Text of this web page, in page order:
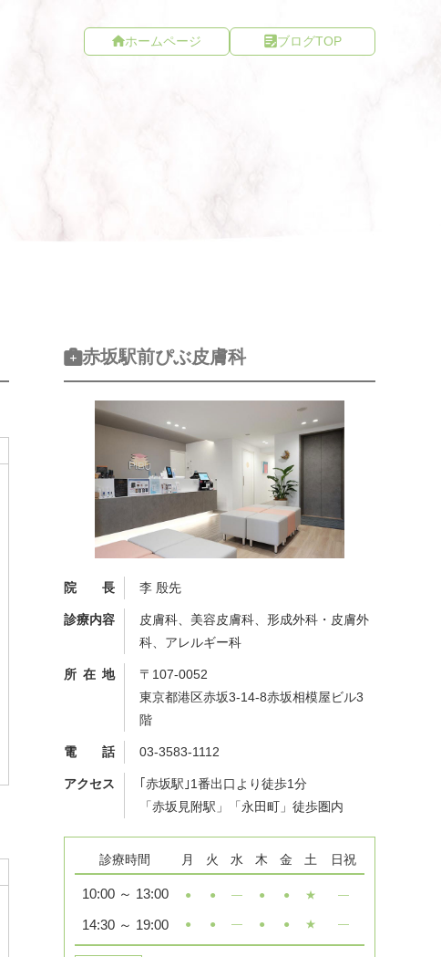
ホームページ ブログTOP
赤坂駅前ぴぶ皮膚科
院長 李 殷先
診療内容
皮膚科、美容皮膚科、形成外科・皮膚外
科、アレルギー科
所在地
〒107-0052
東京都港区赤坂3-14-8赤坂相模屋ビル3
階
電話 03-3583-1112
アクセス
｢赤坂駅｣1番出口より徒歩1分
「赤坂見附駅」「永田町」徒歩圏内